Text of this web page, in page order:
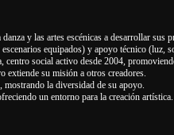
y las artes escénicas a desarrollar sus
equipados) y apoyo técnico
centro social activo desde 2004,
extiende su misión a otros creadores.
mostrando la diversidad de su apoyo.
un entorno para la creación artística.